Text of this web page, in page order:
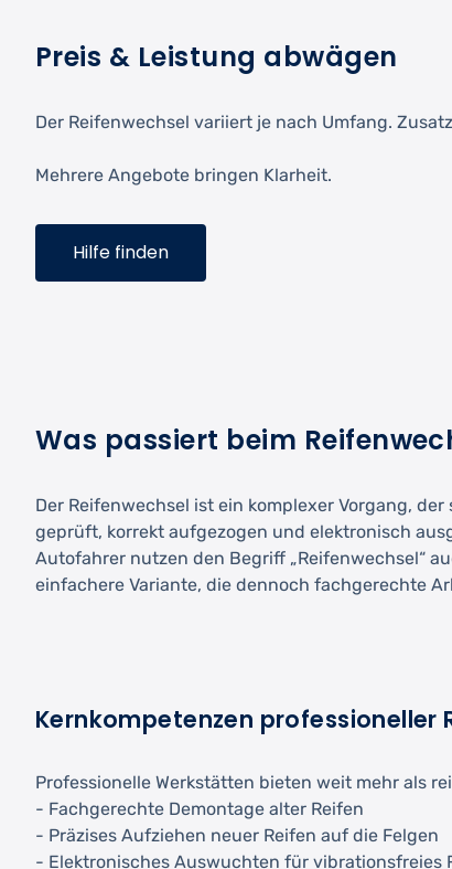
Preis & Leistung abwägen
Der Reifenwechsel variiert je nach Umfang.
Mehrere Angebote bringen Klarheit.
Hilfe finden
Was passiert beim
Der Reifenwechsel ist ein komplexer Vorgang,
geprüft, korrekt aufgezogen und elektronisch
Autofahrer nutzen den Begriff „Reifenwechsel“
einfachere Variante, die dennoch fachgerechte
Kernkompetenzen professioneller
Professionelle Werkstätten bieten weit mehr als
- Fachgerechte Demontage alter Reifen
- Präzises Aufziehen neuer Reifen auf die Felgen
- Elektronisches Auswuchten für vibrationsfreies